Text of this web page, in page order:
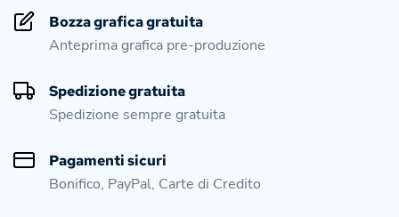
Bozza grafica gratuita
Anteprima grafica pre-produzione
Spedizione gratuita
Spedizione sempre gratuita
Pagamenti sicuri
Bonifico, PayPal, Carte di Credito